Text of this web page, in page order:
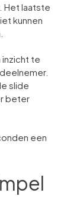
Het laatste
kunnen
te
slide
beter
een